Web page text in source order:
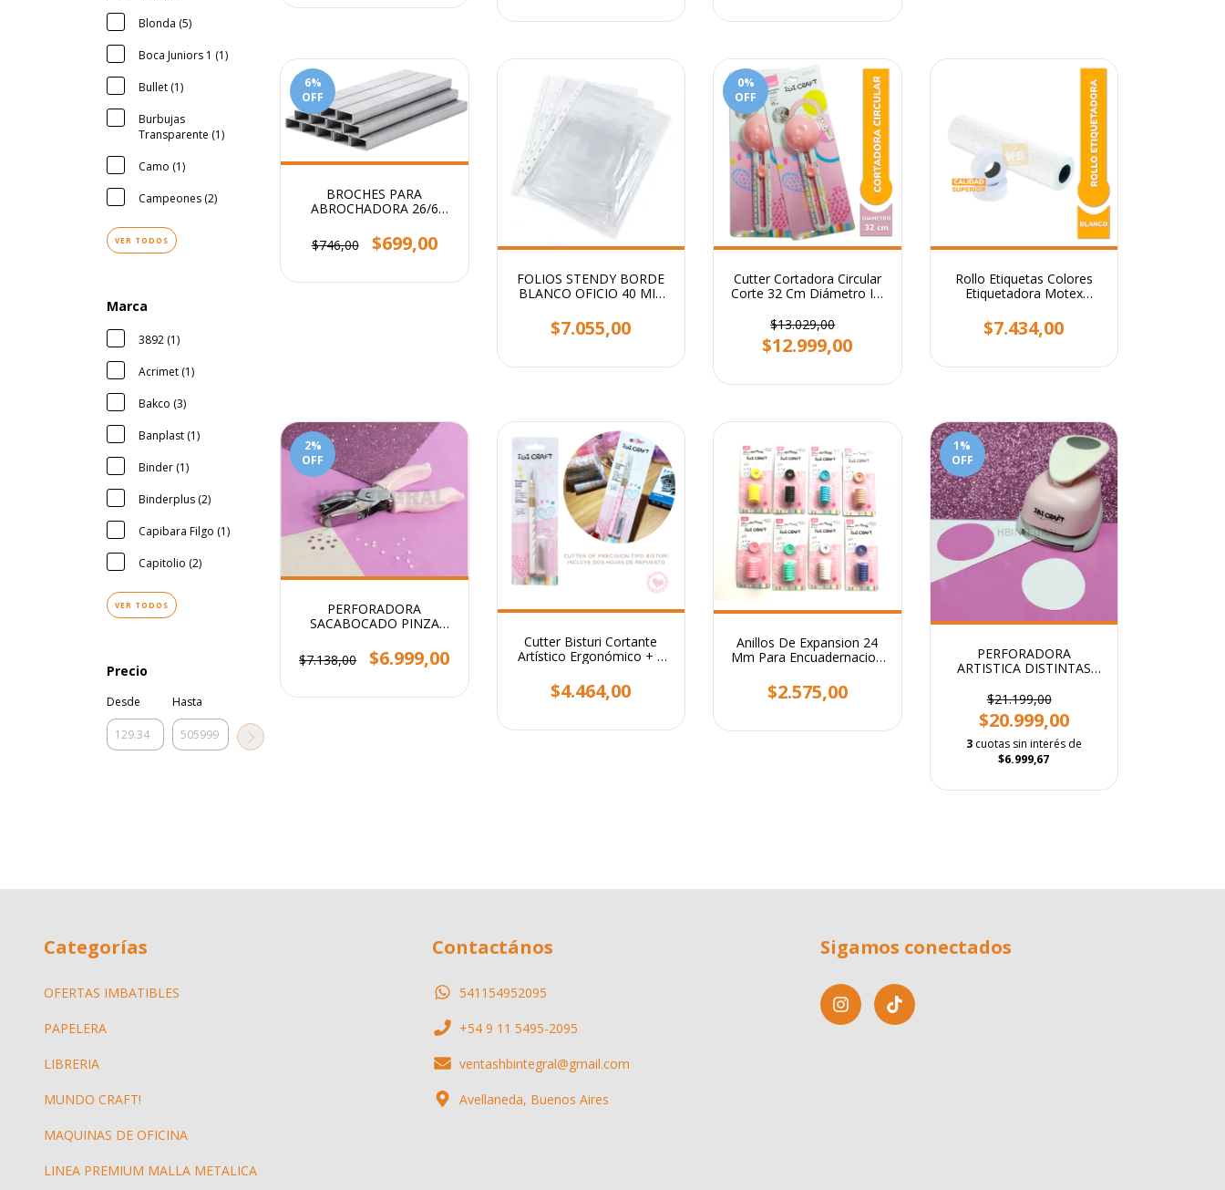
Blonda (5)
Boca Juniors 1 (1)
Bullet (1)
Burbujas
Transparente (1)
Camo (1)
Campeones (2)
VER TODOS
Marca
3892 (1)
Acrimet (1)
Bakco (3)
Banplast (1)
Binder (1)
Binderplus (2)
Capibara Filgo (1)
Capitolio (2)
VER TODOS
Precio
Desde Hasta
6%
OFF
BROCHES PARA
ABROCHADORA 26/6
$746,00
$699,00
FOLIOS STENDY BORDE
BLANCO OFICIO 40 MIC
$7.055,00
0%
OFF
Cutter Cortadora Circular
Corte 32 Cm Diámetro Ibi
$13.029,00
$12.999,00
Rollo Etiquetas Colores
Etiquetadora Motex
$7.434,00
2%
OFF
PERFORADORA
SACABOCADO PINZA
etiquetas
$7.138,00 $6.999,00
Cutter Bisturi Cortante
Artístico Ergonómico + 2
$4.464,00
Anillos De Expansion 24
Mm Para Encuadernacion
$2.575,00
1%
OFF
PERFORADORA
ARTISTICA DISTINTAS
$21.199,00
$20.999,00
3 cuotas sin interés de
$6.999,67
Categorías
OFERTAS IMBATIBLES
PAPELERA
LIBRERIA
MUNDO CRAFT!
MAQUINAS DE OFICINA
LINEA PREMIUM MALLA METALICA
Contactános
541154952095
+54 9 11 5495-2095
ventashbintegral@gmail.com
Avellaneda, Buenos Aires
Sigamos conectados